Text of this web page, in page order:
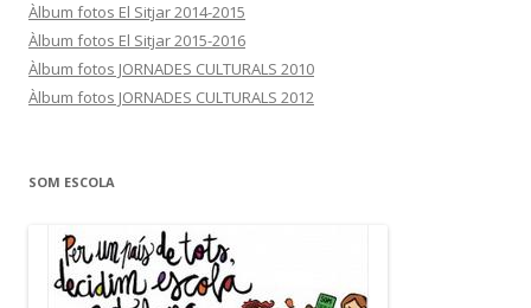
Àlbum fotos El Sitjar 2014-2015
Àlbum fotos El Sitjar 2015-2016
Àlbum fotos JORNADES CULTURALS 2010
Àlbum fotos JORNADES CULTURALS 2012
SOM ESCOLA